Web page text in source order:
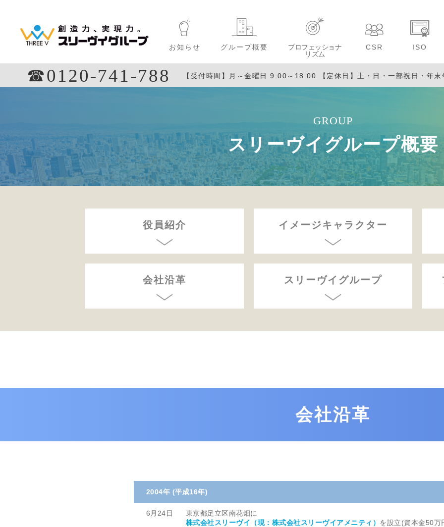
お知らせ グループ概要
プロフェッショナ
リズム
CSR ISO
☎︎0120-741-788 【受付時間】月～金曜日 9:00～18:00 【定休日】土・日・一部祝日・年末
GROUP
スリーヴイグループ概要
役員紹介 イメージキャラクター
会社沿革 スリーヴイグループ
会社沿革
2004年 (平成16年)
6月24日
東京都足立区南花畑に
株式会社スリーヴイ（現：株式会社スリーヴイアメニティ） を設立(資本金50万